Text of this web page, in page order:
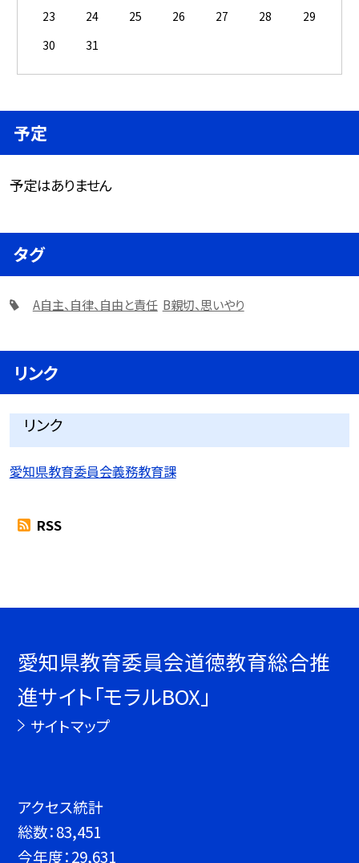
23
24 25 26 27 28
29
30
31
予定
予定はありません
タグ
A自主、自律、自由と責任 B親切、思いやり
リンク
リンク
愛知県教育委員会義務教育課
RSS
愛知県教育委員会道徳教育総合推
進サイト「モラルBOX」
サイトマップ
アクセス統計
総数：83,451
今年度：29,631